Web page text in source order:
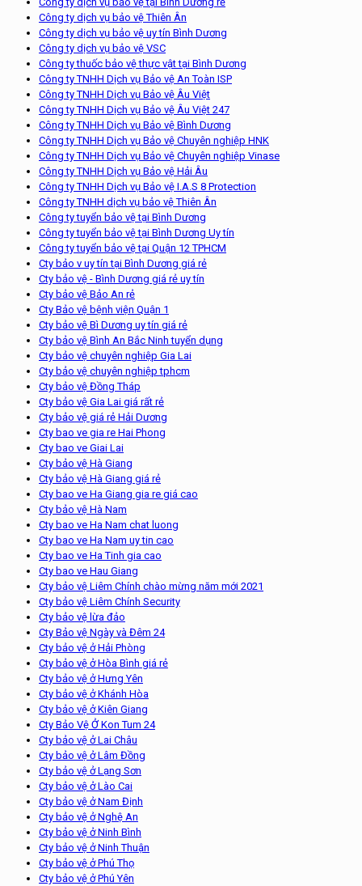
Công ty dịch vụ bảo vệ Thiên Ân
Công ty dịch vụ bảo vệ uy tín Bình Dương
Công ty dịch vụ bảo vệ VSC
Công ty thuốc bảo vệ thực vật tại Bình Dương
Công ty TNHH Dịch vụ Bảo vệ An Toàn ISP
Công ty TNHH Dịch vụ Bảo vệ Âu Việt
Công ty TNHH Dịch vụ Bảo vệ Âu Việt 247
Công ty TNHH Dịch vụ Bảo vệ Bình Dương
Công ty TNHH Dịch vụ Bảo vệ Chuyên nghiệp HNK
Công ty TNHH Dịch vụ Bảo vệ Chuyên nghiệp Vinase
Công ty TNHH Dịch vụ Bảo vệ Hải Âu
Công ty TNHH Dịch vụ Bảo vệ I.A.S 8 Protection
Công ty TNHH dịch vụ bảo vệ Thiên Ân
Công ty tuyển bảo vệ tại Bình Dương
Công ty tuyển bảo vệ tại Bình Dương Uy tín
Công ty tuyển bảo vệ tại Quận 12 TPHCM
Cty bảo v uy tín tại Bình Dương giá rẻ
Cty bảo vệ - Bình Dương giá rẻ uy tín
Cty bảo vệ Bảo An rẻ
Cty Bảo vệ bệnh viện Quận 1
Cty bảo vệ Bì Dương uy tín giá rẻ
Cty bảo vệ Bình An Bắc Ninh tuyển dụng
Cty bảo vệ chuyên nghiệp Gia Lai
Cty bảo vệ chuyên nghiệp tphcm
Cty bảo vệ Đồng Tháp
Cty bảo vệ Gia Lai giá rất rẻ
Cty bảo vệ giá rẻ Hải Dương
Cty bao ve gia re Hai Phong
Cty bao ve Giai Lai
Cty bảo vệ Hà Giang
Cty bảo vệ Hà Giang giá rẻ
Cty bao ve Ha Giang gia re giá cao
Cty bảo vệ Hà Nam
Cty bao ve Ha Nam chat luong
Cty bao ve Ha Nam uy tin cao
Cty bao ve Ha Tinh gia cao
Cty bao ve Hau Giang
Cty bảo vệ Liêm Chính chào mừng năm mới 2021
Cty bảo vệ Liêm Chính Security
Cty bảo vệ lừa đảo
Cty Bảo vệ Ngày và Đêm 24
Cty bảo vệ ở Hải Phòng
Cty bảo vệ ở Hòa Bình giá rẻ
Cty bảo vệ ở Hưng Yên
Cty bảo vệ ở Khánh Hòa
Cty bảo vệ ở Kiên Giang
Cty Bảo Vệ Ở Kon Tum 24
Cty bảo vệ ở Lai Châu
Cty bảo vệ ở Lâm Đồng
Cty bảo vệ ở Lạng Sơn
Cty bảo vệ ở Lào Cai
Cty bảo vệ ở Nam Định
Cty bảo vệ ở Nghệ An
Cty bảo vệ ở Ninh Bình
Cty bảo vệ ở Ninh Thuận
Cty bảo vệ ở Phú Thọ
Cty bảo vệ ở Phú Yên